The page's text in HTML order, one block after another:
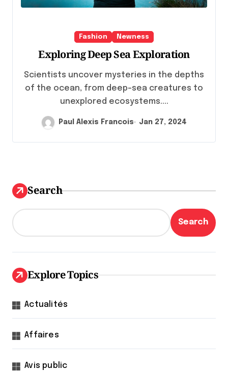
Fashion Newness
Exploring Deep Sea Exploration
Scientists uncover mysteries in the depths
of the ocean, from deep-sea creatures to
unexplored ecosystems....
Paul Alexis Francois Jan 27, 2024
Search
Search
Explore Topics
Actualités
Affaires
Avis public